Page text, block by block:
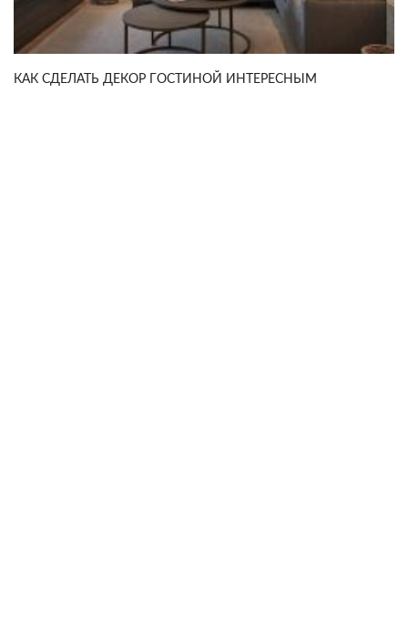
КАК СДЕЛАТЬ ДЕКОР ГОСТИНОЙ ИНТЕРЕСНЫМ